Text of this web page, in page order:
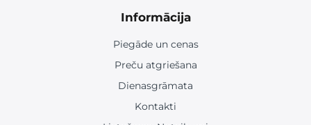
Informācija
Piegāde un cenas
Preču atgriešana
Dienasgrāmata
Kontakti